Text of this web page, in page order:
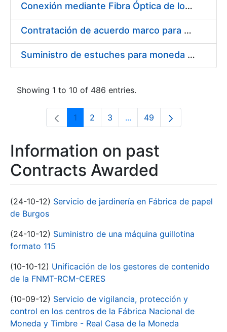
Conexión mediante Fibra Óptica de los Centros de Proceso de Datos (CPDs) de las sedes de la FNMT-RCM de Burgos y Madrid
Contratación de acuerdo marco para el Suministro de Material de Electricidad para la Fábrica Nacional de Moneda y Timbre-Real Casa de la Moneda en su centro de trabajo de Burgos
Suministro de estuches para moneda de 30 €
Showing 1 to 10 of 486 entries.
Page
1 Page
2 Page
3 ...Intermediate Pages Use
Page
49
Information on past
Contracts Awarded
(24-10-12) Servicio de jardinería en Fábrica de papel
de Burgos
(24-10-12) Suministro de una máquina guillotina
formato 115
(10-10-12) Unificación de los gestores de contenido
de la FNMT-RCM-CERES
(10-09-12) Servicio de vigilancia, protección y
control en los centros de la Fábrica Nacional de
Moneda y Timbre - Real Casa de la Moneda